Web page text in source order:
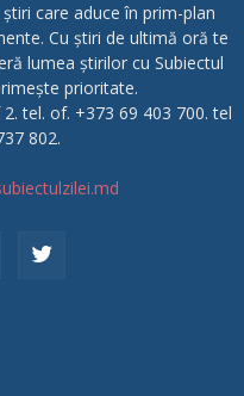
care aduce în prim-plan
Cu știri de ultimă oră te
lumea știrilor cu Subiectul
prioritate.
tel. of. +373 69 403 700. tel
802.